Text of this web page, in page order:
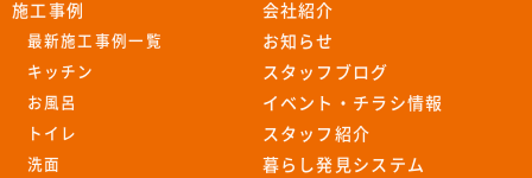
施工事例
最新施工事例一覧
キッチン
お風呂
トイレ
洗面
会社紹介
お知らせ
スタッフブログ
イベント・チラシ情報
スタッフ紹介
暮らし発見システム